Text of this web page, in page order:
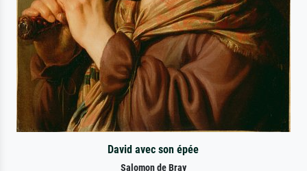
David avec son épée
Salomon de Bray